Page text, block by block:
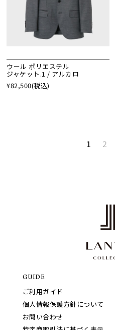
ウール ポリエステル
ジャケット.1 / アルカロ
¥82,500(税込)
1 2
GUIDE
ご利用ガイド
個人情報保護方針について
お問い合わせ